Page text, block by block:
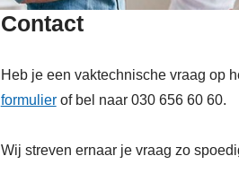
Contact
Heb je een vaktechnische vraag op
formulierof bel naar 030 656 60 60.
Wij streven ernaar je vraag zo